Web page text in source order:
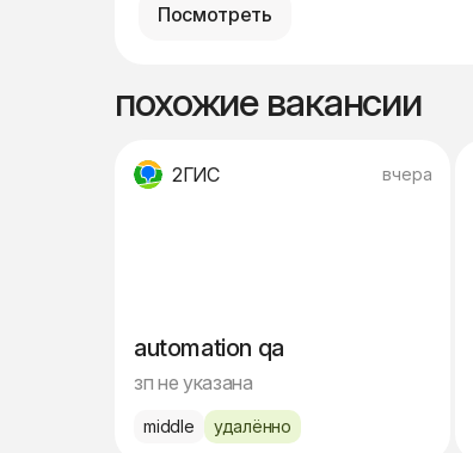
Посмотреть
похожие вакансии
2ГИС вчера
automation qa
зп не указана
middle удалённо